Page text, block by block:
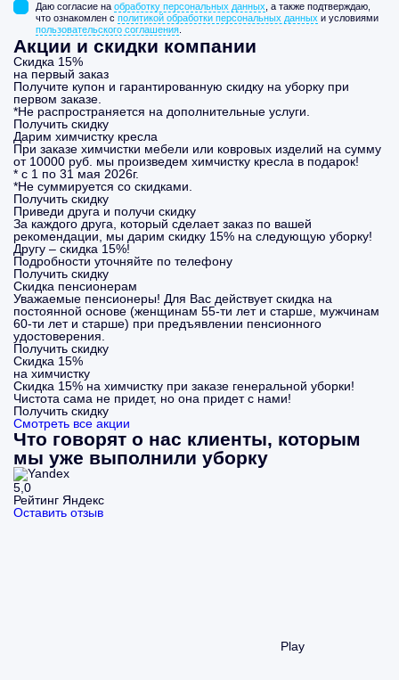
Даю согласие на обработку персональных данных , а также подтверждаю,
что ознакомлен с политикой обработки персональных данных и условиями
пользовательского соглашения
Акции и скидки компании
Скидка 15%
на первый заказ
Получите купон и гарантированную скидку на уборку при
первом заказе.
*Не распространяется на дополнительные услуги.
Получить скидку
Дарим химчистку кресла
При заказе химчистки мебели или ковровых изделий на сумму
от 10000 руб. мы произведем химчистку кресла в подарок!
* с 1 по 31 мая 2026г.
*Не суммируется со скидками.
Получить скидку
Приведи друга и получи скидку
За каждого друга, который сделает заказ по вашей
рекомендации, мы дарим скидку 15% на следующую уборку!
Другу – скидка 15%!
Подробности уточняйте по телефону
Получить скидку
Скидка пенсионерам
Уважаемые пенсионеры! Для Вас действует скидка на
постоянной основе (женщинам 55-ти лет и старше, мужчинам
60-ти лет и старше) при предъявлении пенсионного
удостоверения.
Получить скидку
Скидка 15%
на химчистку
Скидка 15% на химчистку при заказе генеральной уборки!
Чистота сама не придет, но она придет с нами!
Получить скидку
Смотреть все акции
Что говорят о нас клиенты, которым
мы уже выполнили уборку
5,0
Рейтинг Яндекс
Оставить отзыв
Play